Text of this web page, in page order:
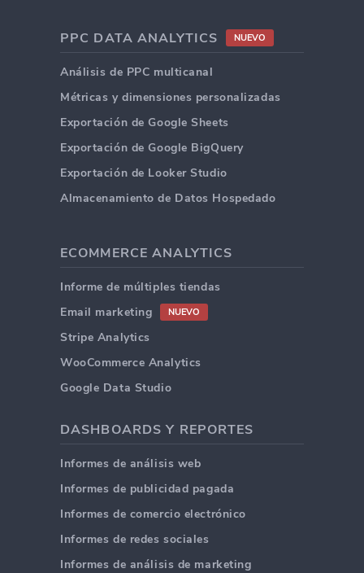
PPC DATA ANALYTICS NUEVO
Análisis de PPC multicanal
Métricas y dimensiones personalizadas
Exportación de Google Sheets
Exportación de Google BigQuery
Exportación de Looker Studio
Almacenamiento de Datos Hospedado
ECOMMERCE ANALYTICS
Informe de múltiples tiendas
Email marketing
NUEVO
Stripe Analytics
WooCommerce Analytics
Google Data Studio
DASHBOARDS Y REPORTES
Informes de análisis web
Informes de publicidad pagada
Informes de comercio electrónico
Informes de redes sociales
Informes de análisis de marketing